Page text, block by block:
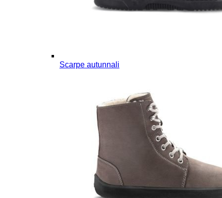
Scarpe autunnali